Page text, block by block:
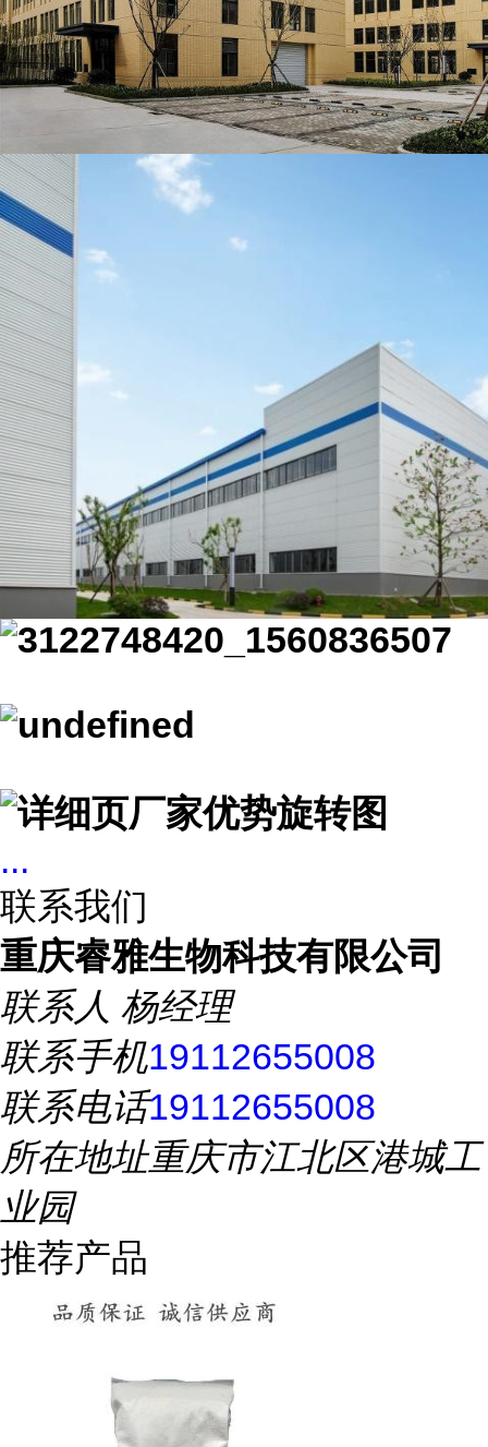
...
联系我们
重庆睿雅生物科技有限公司
联系人 杨经理
联系手机19112655008
联系电话19112655008
所在地址重庆市江北区港城工
业园
推荐产品